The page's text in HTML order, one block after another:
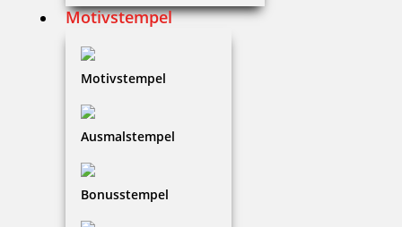
Motivstempel
Motivstempel
Ausmalstempel
Bonusstempel
Modico Stempel Flash M12
Jetzt gestalten